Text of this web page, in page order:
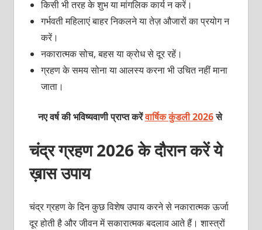
किसी भी तरह के शुभ या मांगलिक कार्य न करें।
गर्भवती महिलाएं बाहर निकलने या तेज़ औजारों का प्रयोग न
करें।
नकारात्मक सोच, बहस या क्रोध से दूर रहें।
ग्रहण के समय सोना या आलस्य करना भी उचित नहीं माना
जाता।
नए वर्ष की भविष्यवाणी प्राप्त करेंवार्षिक कुंडली 2026से
चंद्र ग्रहण 2026 के दौरान करें ये
ख़ास उपाय
चंद्र ग्रहण के दिन कुछ विशेष उपाय करने से नकारात्मक ऊर्जा
दूर होती है और जीवन में सकारात्मक बदलाव आते हैं। शास्त्रों